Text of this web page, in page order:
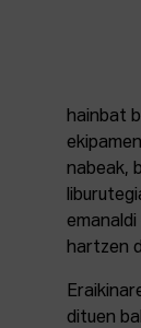
hainbat
nabeak,
hartzen
dituen